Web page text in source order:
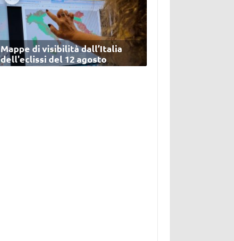
Mappe di visibilità dall’Italia
dell'eclissi del 12 agosto